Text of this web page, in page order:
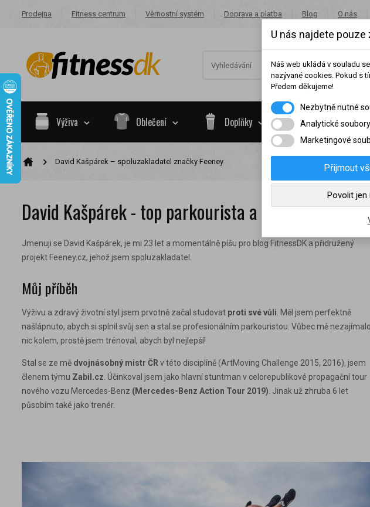
Prodejna Fitness centrum Věrnostní systém Doprava a platba Blog O nás
Výživa Oblečení Doplňky Potraviny
David Kašpárek – spoluzakladatel značky Feeney
David Kašpárek - top parkourista a trenér
Jmenuji se David Kašpárek, je mi 23 let a momentálně píšu pro blog FitnessDK a přidružený
projekt Feeney.cz, jehož jsem spoluzakladatel.
Můj příběh
Výživu a zdravý životní styl jsem prvotně začal studovat proti své vůli . Měl jsem perfektně
našlápnuto, abych si splnil svůj sen a stal se profesionálním parkouristou. Vůbec mě nezajímalo
nic kolem, prostě jsem trénoval, abych byl nejlepší!
Stal se ze mě dvojnásobný mistr ČR v této disciplíně (ArtMoving Challenge 2015, 2016), jsem
členem týmu Zabil.cz . Účinkoval jsem jako hlavní stuntman v celorepublikové propagační tour
nového vozu Mercedes-Benz (Mercedes-Benz Action Tour 2019) . Jinak už zhruba 6 let
působím také jako trenér.
Nákupy za poslední rok:
Nyní spadáte do věrnostní skupiny:
U nás najdete
Náš web ukládá v souladu
nazývané cookies. Pokud s
Předem děkujeme!
Nezbytně nutné
Analytické
Marketingové
Přijmout
Povolit jen